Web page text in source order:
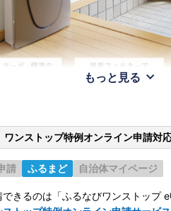
もっと見る
ワンストップ特例オンライン申請対
請 ふるまど 自治体マイページ
きるのは「ふるなびワンストップ e